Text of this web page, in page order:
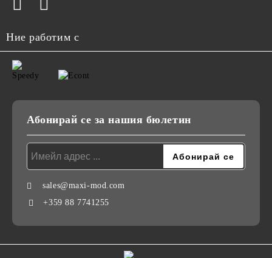
Ние работим с
Абонирай се за нашия бюлетин
sales@maxi-mod.com
+359 88 7741255